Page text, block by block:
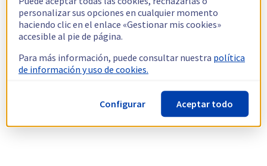
personalizar sus opciones en cualquier momento
haciendo clic en el enlace «Gestionar mis cookies»
accesible al pie de página.
Para más información, puede consultar nuestra política
de información y uso de cookies.
Configurar Aceptar todo